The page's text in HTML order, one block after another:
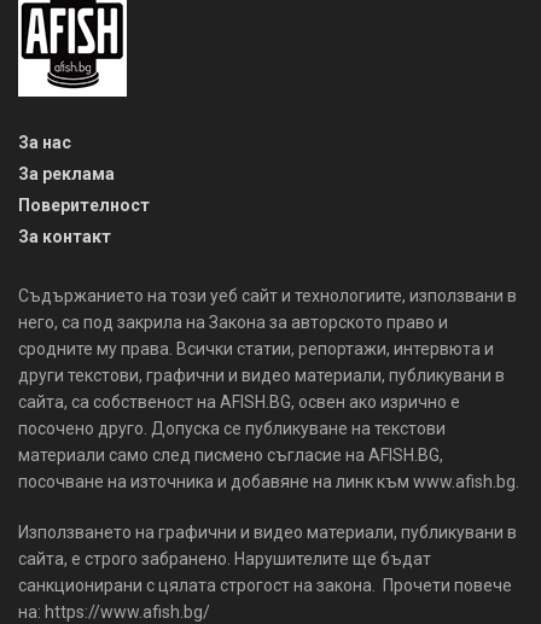
За нас
За реклама
Поверителност
За контакт
Съдържанието на този уеб сайт и технологиите, използвани в
него, са под закрила на Закона за авторското право и
сродните му права. Всички статии, репортажи, интервюта и
други текстови, графични и видео материали, публикувани в
сайта, са собственост на AFISH.BG, освен ако изрично е
посочено друго. Допуска се публикуване на текстови
материали само след писмено съгласие на AFISH.BG,
посочване на източника и добавяне на линк към www.afish.bg.
Използването на графични и видео материали, публикувани в
сайта, е строго забранено. Нарушителите ще бъдат
санкционирани с цялата строгост на закона. Прочети повече
на: https://www.afish.bg/